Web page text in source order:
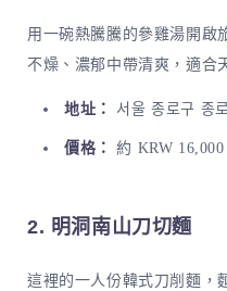
用一碗熱騰騰的參雞湯開啟
不燥、濃郁中帶清爽，適合
地址： 서울 종로구 종
價格： 約 KRW 16,000
2. 明洞南山刀切麵
這裡的一人份韓式刀削麵，